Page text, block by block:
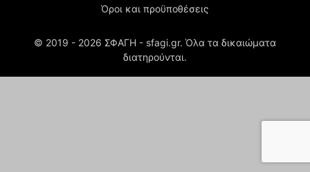
Όροι και προϋποθέσεις
© 2019 - 2026 ΣΦΑΓΗ - sfagi.gr. Όλα τα δικαιώματα
διατηρούνται.